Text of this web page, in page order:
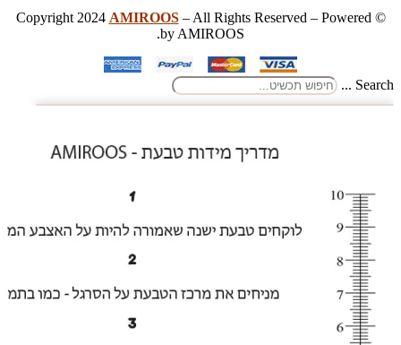
© Copyright 2024
AMIROOS– All Rights Reserved – Powered
by AMIROOS.
Search ...